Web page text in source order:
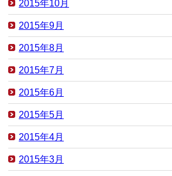
2015年10月
2015年9月
2015年8月
2015年7月
2015年6月
2015年5月
2015年4月
2015年3月